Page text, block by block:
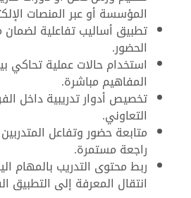
المؤسسة أو عبر المنصات
تطبيق أساليب تفاعلية
الحضور.
استخدام حالات عملية تحاكي
المفاهيم مباشرة.
تخصيص أدوار تدريبية داخل
التعاوني.
متابعة حضور وتفاعل
راجعة مستمرة.
ربط محتوى التدريب بالمهام
انتقال المعرفة إلى التطبيق